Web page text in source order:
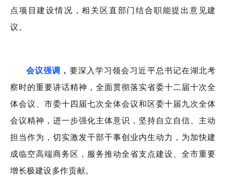
点项目建设情况，相关区直部门结合职能提出意见建
议。
会议强调， 要深入学习领会习近平总书记在湖北考
察时的重要讲话精神，全面贯彻落实省委十二届十次全
体会议、市委十四届七次全体会议和区委十届九次全体
会议精神，进一步强化主体意识，坚持自立自信、主动
担当作为，切实激发干部干事创业内生动力，为加快建
成临空高端商务区，服务推动全省支点建设、全市重要
增长极建设多作贡献。